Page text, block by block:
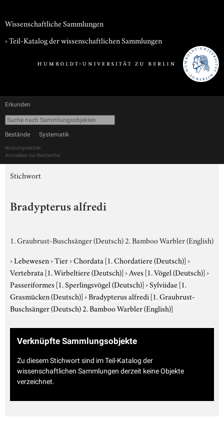
Wissenschaftliche Sammlungen
› Teil-Katalog der wissenschaftlichen Sammlungen
Erkunden
Bestände Systematik
Nutzungsrechte
Anmelden zur Recherche
Stichwort
Bradypterus alfredi
1. Graubrust-Buschsänger (Deutsch) 2. Bamboo Warbler (English)
›Lebewesen›Tier›Chordata [1. Chordatiere (Deutsch)]›
Vertebrata [1. Wirbeltiere (Deutsch)]›Aves [1. Vögel (Deutsch)]›
Passeriformes [1. Sperlingsvögel (Deutsch)]›Sylviidae [1.
Grasmücken (Deutsch)]›Bradypterus alfredi [1. Graubrust-
Buschsänger (Deutsch) 2. Bamboo Warbler (English)]
Verknüpfte Sammlungsobjekte
Zu diesem Stichwort sind im Teil-Katalog der
wissenschaftlichen Sammlungen derzeit keine Objekte
verzeichnet.